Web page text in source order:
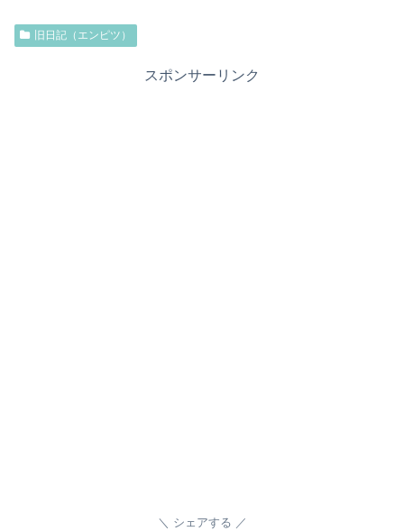
旧日記（エンピツ）
スポンサーリンク
シェアする